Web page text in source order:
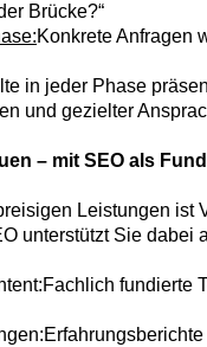
Brücke?“
Konkrete Anfragen
in jeder Phase
und gezielter
– mit SEO als
Leistungen ist
unterstützt Sie dabei
fundierte